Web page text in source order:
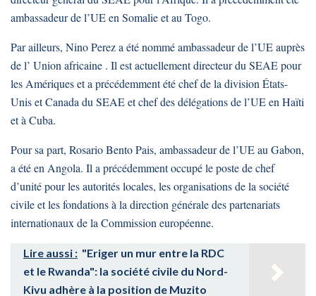
ambassadeur de l’UE en Somalie et au Togo.
Par ailleurs, Nino Perez a été nommé ambassadeur de l’UE auprès
de l’ Union africaine . Il est actuellement directeur du SEAE pour
les Amériques et a précédemment été chef de la division États-
Unis et Canada du SEAE et chef des délégations de l’UE en Haïti
et à Cuba.
Pour sa part, Rosario Bento Pais, ambassadeur de l’UE au Gabon,
a été en Angola. Il a précédemment occupé le poste de chef
d’unité pour les autorités locales, les organisations de la société
civile et les fondations à la direction générale des partenariats
internationaux de la Commission européenne.
Lire aussi : "Eriger un mur entre la RDC
et le Rwanda": la société civile du Nord-
Kivu adhère à la position de Muzito